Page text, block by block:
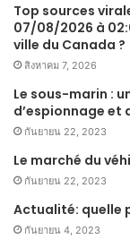
Top sources
07/08/2026 à
ville du Canada ?
สิงหาคม 7, 2026
Le sous-marin :
d’espionnage et
กันยายน 22, 2023
Le marché du
กันยายน 22, 2023
Actualité: quelle
กันยายน 4, 2023